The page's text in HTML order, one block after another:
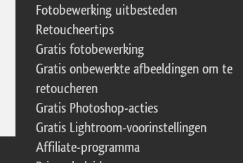
Fotobewerking uitbesteden
Retoucheertips
Gratis fotobewerking
Gratis onbewerkte afbeeldingen om te
retoucheren
Gratis Photoshop-acties
Gratis Lightroom-voorinstellingen
Affiliate-programma